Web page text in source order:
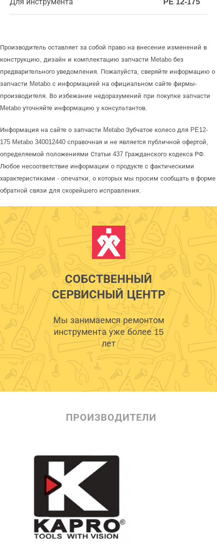
Для инструмента PE 12-175
Производитель оставляет за собой право на внесение изменений в
конструкцию, дизайн и комплектацию запчасти Metabo без
предварительного уведомления. Пожалуйста, сверяйте информацию о
запчасти Metabo с информацией на официальном сайте фирмы-
производителя. Во избежание недоразумений при покупке запчасти
Metabo уточняйте информацию у консультантов.
Информация на сайте о запчасти Metabo Зубчатое колесо для PE12-
175 Metabo 340012440 справочная и не является публичной офертой,
определяемой положениями Статьи 437 Гражданского кодекса РФ.
Любое несоответствие информации о продукте с фактическими
характеристиками - опечатки, о которых мы просим сообщать в форме
обратной связи для скорейшего исправления.
СОБСТВЕННЫЙ
СЕРВИСНЫЙ ЦЕНТР
Мы занимаемся ремонтом
инструмента уже более 15
лет
ПРОИЗВОДИТЕЛИ